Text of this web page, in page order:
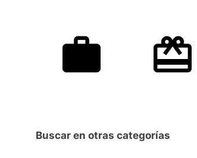
Buscar en otras categorías